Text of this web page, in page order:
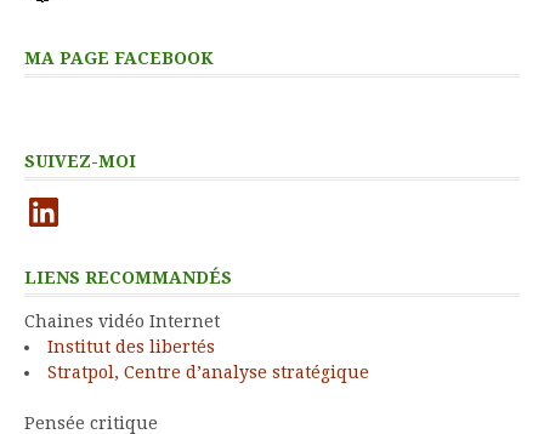
MA PAGE FACEBOOK
SUIVEZ-MOI
LinkedIn
LIENS RECOMMANDÉS
Chaines vidéo Internet
Institut des libertés
Stratpol, Centre d’analyse stratégique
Pensée critique